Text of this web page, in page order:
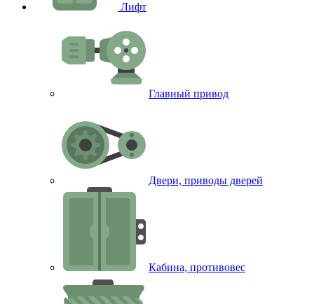
Лифт
Главный привод
Двери, приводы дверей
Кабина, противовес